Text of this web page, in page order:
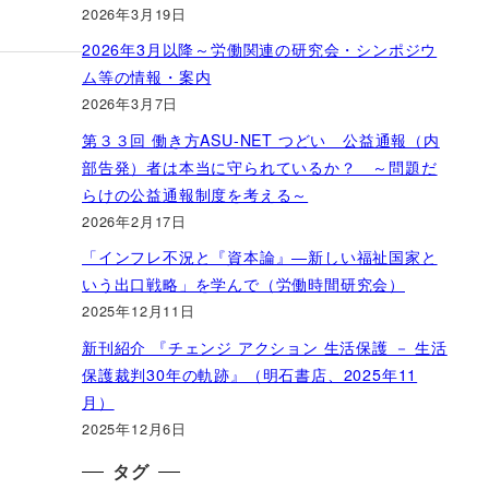
2026年3月19日
2026年3月以降～労働関連の研究会・シンポジウ
ム等の情報・案内
2026年3月7日
第３３回 働き方ASU-NET つどい 公益通報（内
部告発）者は本当に守られているか？ ～問題だ
らけの公益通報制度を考える～
2026年2月17日
「インフレ不況と『資本論』―新しい福祉国家と
いう出口戦略」を学んで（労働時間研究会）
2025年12月11日
新刊紹介 『チェンジ アクション 生活保護 － 生活
保護裁判30年の軌跡』（明石書店、2025年11
月）
2025年12月6日
タグ